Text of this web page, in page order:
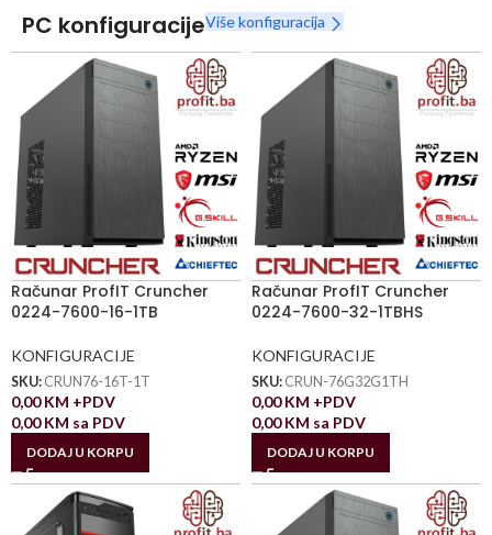
PC konfiguracijeViše konfiguracija
Računar ProfIT Cruncher
0224-7600-16-1TB
KONFIGURACIJE
SKU: CRUN76-16T-1T
0,00KM +PDV
0,00KM sa PDV
DODAJ U KORPU
Računar ProfIT Cruncher
0224-7600-32-1TBHS
KONFIGURACIJE
SKU: CRUN-76G32G1TH
0,00KM +PDV
0,00KM sa PDV
DODAJ U KORPU